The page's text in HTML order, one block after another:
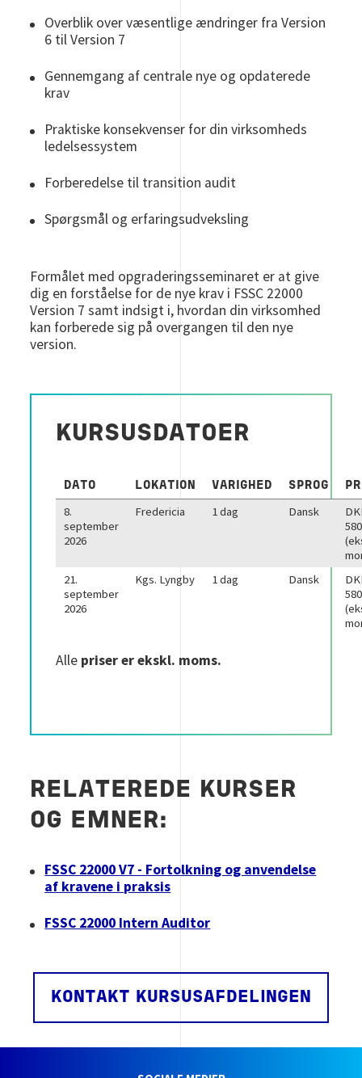
Overblik over væsentlige ændringer fra Version
6 til Version 7
Gennemgang af centrale nye og opdaterede
krav
Praktiske konsekvenser for din virksomheds
ledelsessystem
Forberedelse til transition audit
Spørgsmål og erfaringsudveksling
Formålet med opgraderingsseminaret er at give
dig en forståelse for de nye krav i FSSC 22000
Version 7 samt indsigt i, hvordan din virksomhed
kan forberede sig på overgangen til den nye
version.
KURSUSDATOER
DATO LOKATION VARIGHED SPROG
8.
september
2026
Fredericia 1 dag Dansk
21.
september
2026
Kgs. Lyngby 1 dag Dansk
Alle priser er ekskl. moms.
RELATEREDE KURSER
OG EMNER:
FSSC 22000 V7 - Fortolkning og anvendelse
af kravene i praksis
FSSC 22000 Intern Auditor
KONTAKT KURSUSAFDELINGEN